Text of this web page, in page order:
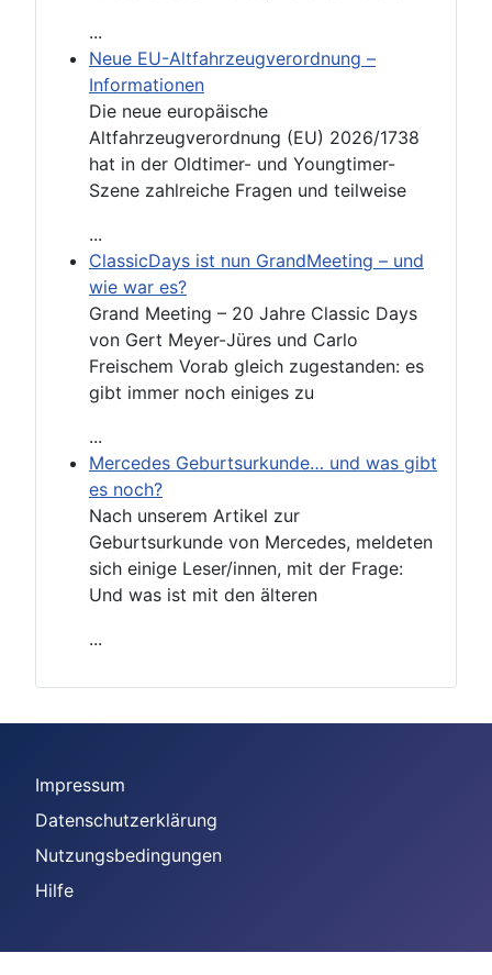
...
Neue EU-Altfahrzeugverordnung –
Informationen
Die neue europäische
Altfahrzeugverordnung (EU) 2026/1738
hat in der Oldtimer- und Youngtimer-
Szene zahlreiche Fragen und teilweise
...
ClassicDays ist nun GrandMeeting – und
wie war es?
Grand Meeting – 20 Jahre Classic Days
von Gert Meyer-Jüres und Carlo
Freischem Vorab gleich zugestanden: es
gibt immer noch einiges zu
...
Mercedes Geburtsurkunde… und was gibt
es noch?
Nach unserem Artikel zur
Geburtsurkunde von Mercedes, meldeten
sich einige Leser/innen, mit der Frage:
Und was ist mit den älteren
...
Impressum
Datenschutzerklärung
Nutzungsbedingungen
Hilfe